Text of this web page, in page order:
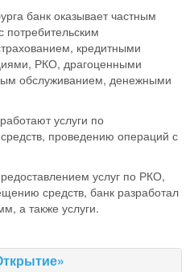
банк оказывает частным
потребительским
кредитными
РКО, драгоценными
обслуживанием, денежными
услуги по
проведению операций с
услуг по РКО,
средств, банк разработал
а также услуги.